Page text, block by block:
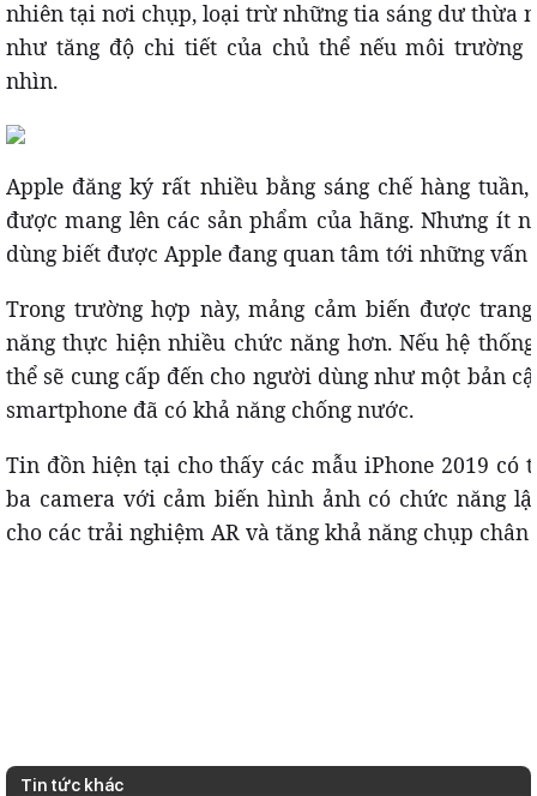
nhiên tại nơi chụp, loại trừ những tia sáng dư thừa
như tăng độ chi tiết của chủ thể nếu môi trường
nhìn.
Apple đăng ký rất nhiều bằng sáng chế hàng
được mang lên các sản phẩm của hãng. Nhưng ít
dùng biết được Apple đang quan tâm tới những vấn
Trong trường hợp này, mảng cảm biến được
năng thực hiện nhiều chức năng hơn. Nếu hệ
thể sẽ cung cấp đến cho người dùng như một bản
smartphone đã có khả năng chống nước.
Tin đồn hiện tại cho thấy các mẫu iPhone 2019 có
ba camera với cảm biến hình ảnh có chức năng
cho các trải nghiệm AR và tăng khả năng chụp chân
Tin tức khác